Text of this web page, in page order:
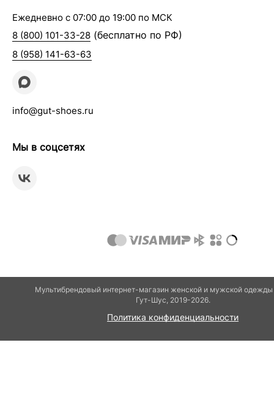
Ежедневно с 07:00 до 19:00 по МСК
8 (800) 101-33-28 (бесплатно по РФ)
8 (958) 141-63-63
info@gut-shoes.ru
Мы в соцсетях
Мультибрендовый интернет-магазин женской и мужской
Гут-Шуc, 2019-2026.
Политика конфиденциальности